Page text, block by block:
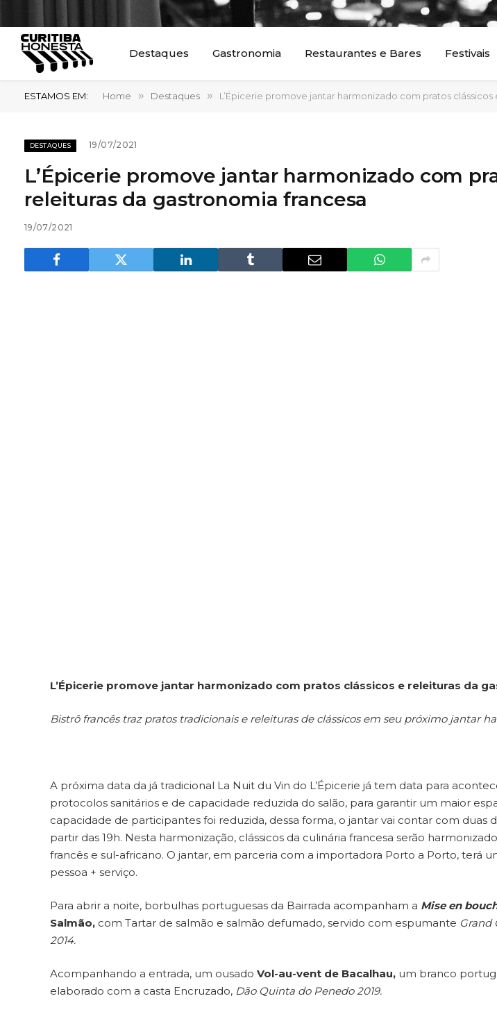
Destaques Gastronomia Restaurantes e Bares Festivais
ESTAMOS EM: Home » Destaques » L’Épicerie promove jantar harmonizado com pratos
DESTAQUES 19/07/2021
L’Épicerie promove jantar harmonizado com
releituras da gastronomia francesa
19/07/2021
L’Épicerie promove jantar harmonizado com pratos clássicos e releituras da
Bistrô francês traz pratos tradicionais e releituras de clássicos em seu próximo jantar
A próxima data da já tradicional La Nuit du Vin do L’Épicerie já tem data para
protocolos sanitários e de capacidade reduzida do salão, para garantir um maior
capacidade de participantes foi reduzida, dessa forma, o jantar vai contar com duas
partir das 19h. Nesta harmonização, clássicos da culinária francesa serão
francês e sul-africano. O jantar, em parceria com a importadora Porto a Porto, terá
pessoa + serviço.
Para abrir a noite, borbulhas portuguesas da Bairrada acompanham a Mise en
Salmão, com Tartar de salmão e salmão defumado, servido com espumante Grand
2014.
Acompanhando a entrada, um ousado Vol-au-vent de Bacalhau, um branco
elaborado com a casta Encruzado,Dão Quinta do Penedo 2019.